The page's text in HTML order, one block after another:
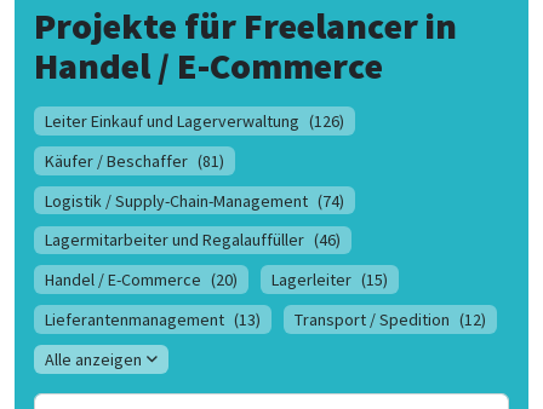
Projekte für Freelancer in
Handel / E-Commerce
Leiter Einkauf und Lagerverwaltung (126)
Käufer / Beschaffer (81)
Logistik / Supply-Chain-Management (74)
Lagermitarbeiter und Regalauffüller (46)
Handel / E-Commerce (20) Lagerleiter (15)
Lieferantenmanagement (13) Transport / Spedition (12)
Alle anzeigen